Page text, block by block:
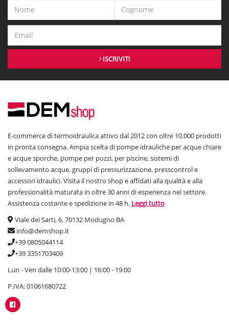
ISCRIVITI
E-commerce di termoidraulica attivo dal 2012 con oltre 10.000 prodotti
in pronta consegna. Ampia scelta di pompe idrauliche per acque chiare
e acque sporche, pompe per pozzi, per piscine, sistemi di
sollevamento acque, gruppi di pressurizzazione, presscontrol e
accessori idraulici. Visita il nostro shop e affidati alla qualità e alla
professionalità maturata in oltre 30 anni di esperienza nel settore.
Assistenza costante e spedizione in 48 h. Leggi tutto
Viale dei Sarti, 6, 70132 Modugno BA
info@demshop.it
+39 0805044114
+39 3351703409
Lun - Ven dalle 10:00-13:00 | 16:00 - 19:00
P.IVA: 01061680722